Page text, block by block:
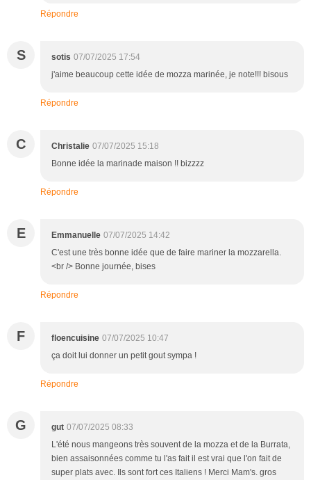
Répondre
S sotis 07/07/2025 17:54
j'aime beaucoup cette idée de mozza marinée, je note!!! bisous
Répondre
C Christalie 07/07/2025 15:18
Bonne idée la marinade maison !! bizzzz
Répondre
E Emmanuelle 07/07/2025 14:42
C'est une très bonne idée que de faire mariner la mozzarella.
<br /> Bonne journée, bises
Répondre
F floencuisine 07/07/2025 10:47
ça doit lui donner un petit gout sympa !
Répondre
G gut 07/07/2025 08:33
L'été nous mangeons très souvent de la mozza et de la Burrata,
bien assaisonnées comme tu l'as fait il est vrai que l'on fait de
super plats avec. Ils sont fort ces Italiens ! Merci Mam's. gros